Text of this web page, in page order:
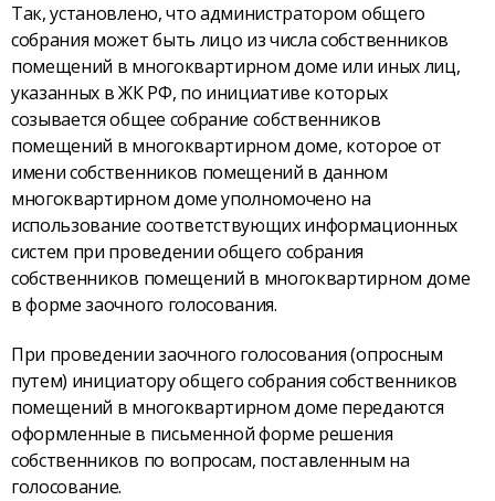
Так, установлено, что администратором общего
собрания может быть лицо из числа собственников
помещений в многоквартирном доме или иных лиц,
указанных в ЖК РФ, по инициативе которых
созывается общее собрание собственников
помещений в многоквартирном доме, которое от
имени собственников помещений в данном
многоквартирном доме уполномочено на
использование соответствующих информационных
систем при проведении общего собрания
собственников помещений в многоквартирном доме
в форме заочного голосования.
При проведении заочного голосования (опросным
путем) инициатору общего собрания собственников
помещений в многоквартирном доме передаются
оформленные в письменной форме решения
собственников по вопросам, поставленным на
голосование.